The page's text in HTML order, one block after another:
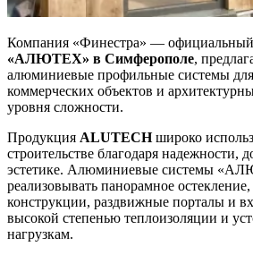
Компания «Финестра» — официальный
«АЛЮТЕХ» в Симферополе,
алюминиевые профильные системы
коммерческих объектов и
уровня сложности.
Продукция ALUTECHшироко
строительстве благодаря надежности,
эстетике. Алюминиевые системы
реализовывать панорамное
конструкции, раздвижные порталы и
высокой степенью теплоизоляции и
нагрузкам.